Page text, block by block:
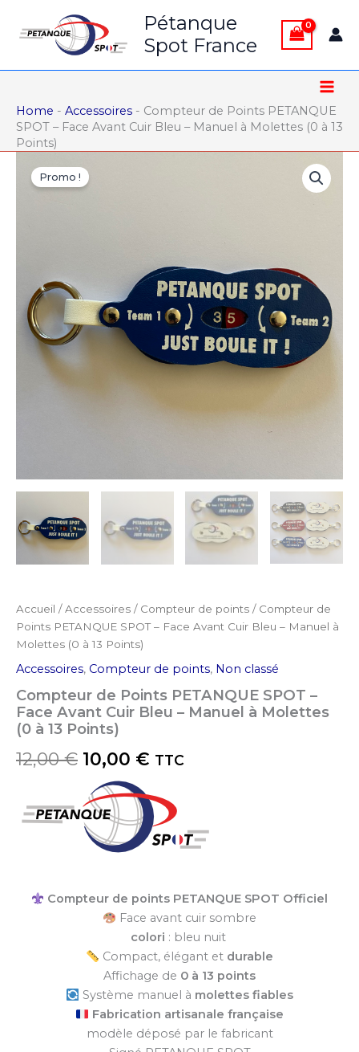
Pétanque
Spot France
Home - Accessoires - Compteur de Points PETANQUE
SPOT – Face Avant Cuir Bleu – Manuel à Molettes (0 à 13
Points)
Promo !
Accueil /Accessoires / Compteur de points / Compteur de
Points PETANQUE SPOT – Face Avant Cuir Bleu – Manuel à
Molettes (0 à 13 Points)
Accessoires, Compteur de points, Non classé
Compteur de Points PETANQUE SPOT –
Face Avant Cuir Bleu – Manuel à Molettes
(0 à 13 Points)
12,00€ Le
prix
initial
était :
10,00 € Le
actuel
est :
TTC
Compteur de points PETANQUE SPOT Officiel
Face avant cuir sombre
colori : bleu nuit
Compact, élégant et durable
Affichage de 0 à 13 points
Système manuel à molettes fiables
Fabrication artisanale française
modèle déposé par le fabricant